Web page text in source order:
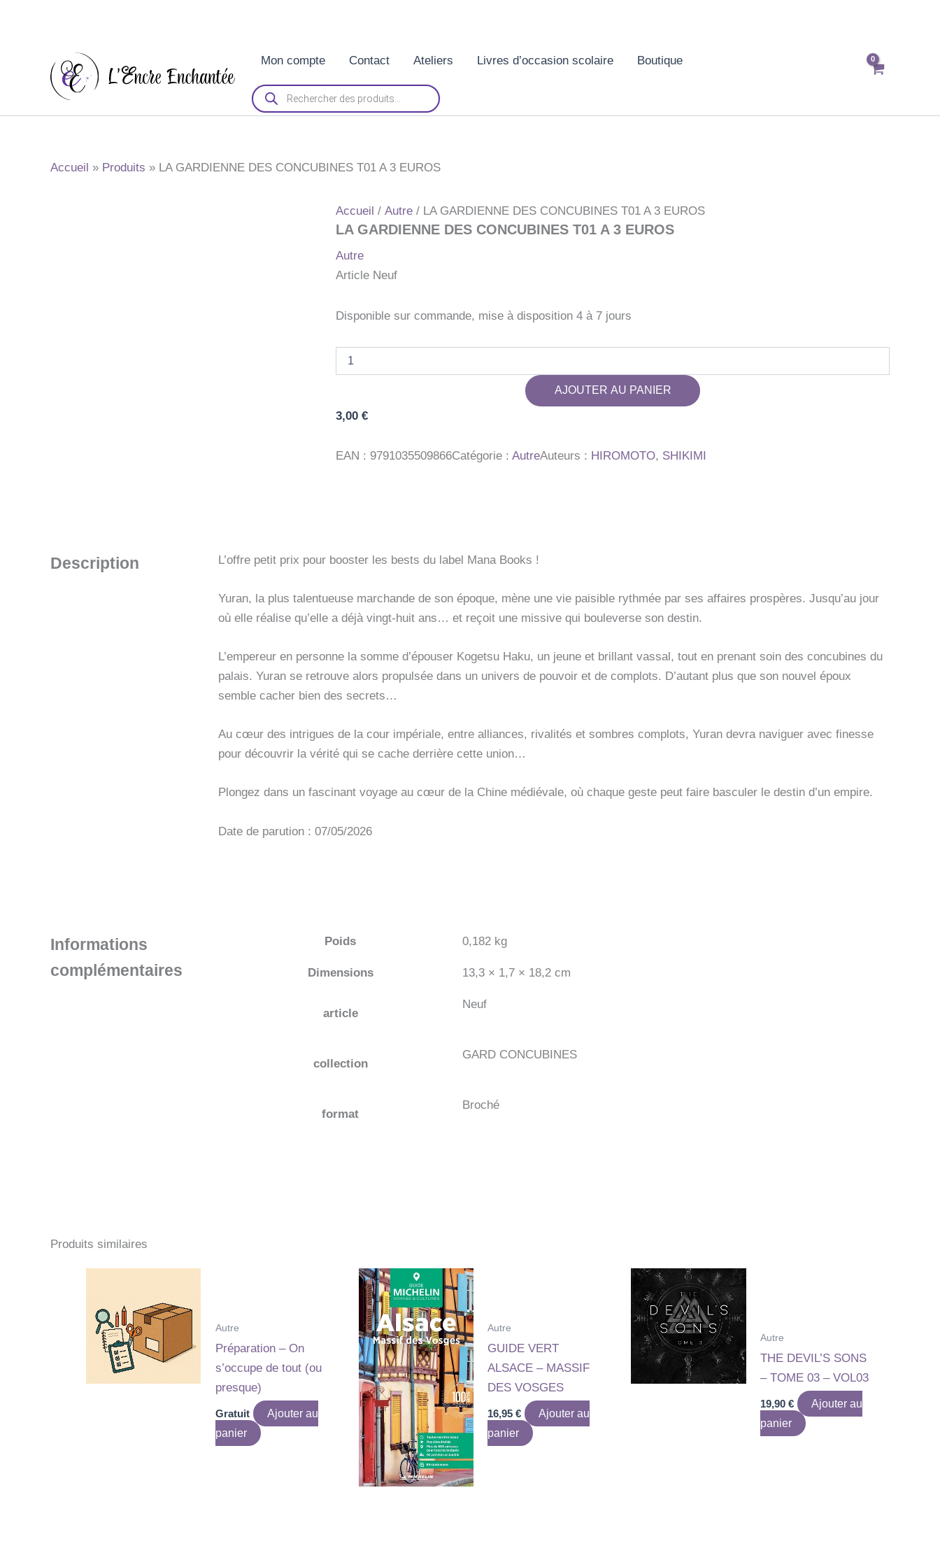
Mon compte Contact Ateliers Livres d’occasion scolaire Boutique
Recherche
de
produits
Accueil Produits LA GARDIENNE DES CONCUBINES T01 A 3 EUROS
Accueil / Autre / LA GARDIENNE DES CONCUBINES T01 A 3 EUROS
LA GARDIENNE DES CONCUBINES T01 A 3 EUROS
Autre
Article Neuf
Disponible sur commande, mise à disposition 4 à 7 jours
DES
CONCUBINES
A
AJOUTER AU PANIER
3,00 €
EAN : 9791035509866Catégorie : AutreAuteurs : HIROMOTO, SHIKIMI
Description L’offre petit prix pour booster les bests du label Mana Books !
Yuran, la plus talentueuse marchande de son époque, mène une vie paisible rythmée par ses affaires prospères. Jusqu’au jour
où elle réalise qu’elle a déjà vingt-huit ans… et reçoit une missive qui bouleverse son destin.
L’empereur en personne la somme d’épouser Kogetsu Haku, un jeune et brillant vassal, tout en prenant soin des concubines du
palais. Yuran se retrouve alors propulsée dans un univers de pouvoir et de complots. D’autant plus que son nouvel époux
semble cacher bien des secrets…
Au cœur des intrigues de la cour impériale, entre alliances, rivalités et sombres complots, Yuran devra naviguer avec finesse
pour découvrir la vérité qui se cache derrière cette union…
Plongez dans un fascinant voyage au cœur de la Chine médiévale, où chaque geste peut faire basculer le destin d’un empire.
Date de parution : 07/05/2026
Informations
complémentaires
Poids 0,182 kg
Dimensions 13,3 × 1,7 × 18,2 cm
article
Neuf
collection
GARD CONCUBINES
format
Broché
Produits similaires
Autre
Préparation – On
s’occupe de tout (ou
presque)
Gratuit
Ajouter au
panier
Autre
GUIDE VERT
ALSACE – MASSIF
DES VOSGES
16,95€
Ajouter au
panier
Autre
THE DEVIL’S SONS
– TOME 03 – VOL03
19,90€
Ajouter au
panier